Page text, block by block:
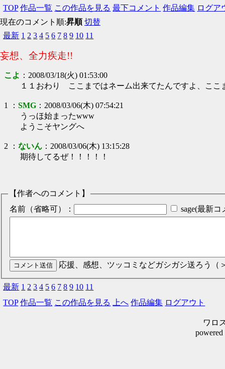
TOP 作品一覧 この作品を見る 最下コメント 作品編集 ログア
現在のコメント順:昇順 切替
最新 1 2 3 4 5 6 7 8 9 10 11
妄想、全力疾走!!
こよ ： 2008/03/18(火) 01:53:00
１１おわり ここまではネーム出来てたんですよ、こ
1 ： SMG ： 2008/03/06(木) 07:54:21
うっほ始まったwww
ようこそヤングへ
2 ： ないん ： 2008/03/06(木) 13:15:28
期待してるぜ！！！！！
【作者へのコメント】
名前（省略可）：
sage(最新
応援、感想、ツッコミなどガシガシ送ろう（
最新 1 2 3 4 5 6 7 8 9 10 11
TOP 作品一覧 この作品を見る 上へ 作品編集 ログアウト
ワロ